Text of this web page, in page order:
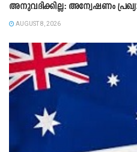
അനുവദിക്കില്ല: അന്വേഷണം
AUGUST 8, 2026